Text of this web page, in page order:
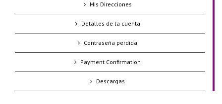
Mis Direcciones
Detalles de la cuenta
Contraseña perdida
Payment Confirmation
Descargas